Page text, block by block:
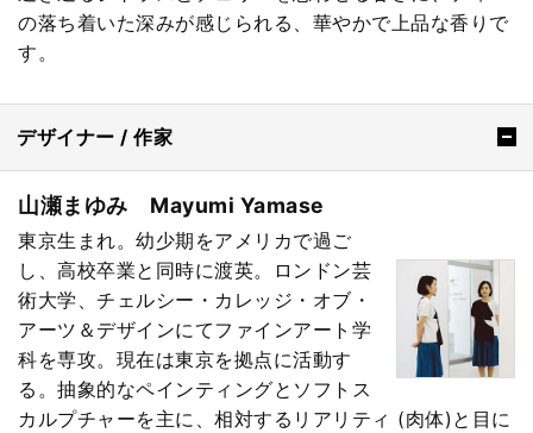
の落ち着いた深みが感じられる、華やかで上品な香りで
す。
デザイナー / 作家
山瀬まゆみ Mayumi Yamase
東京生まれ。幼少期をアメリカで過ご
し、高校卒業と同時に渡英。ロンドン芸
術大学、チェルシー・カレッジ・オブ・
アーツ＆デザインにてファインアート学
科を専攻。現在は東京を拠点に活動す
る。抽象的なペインティングとソフトス
カルプチャーを主に、相対するリアリティ (肉体)と目に